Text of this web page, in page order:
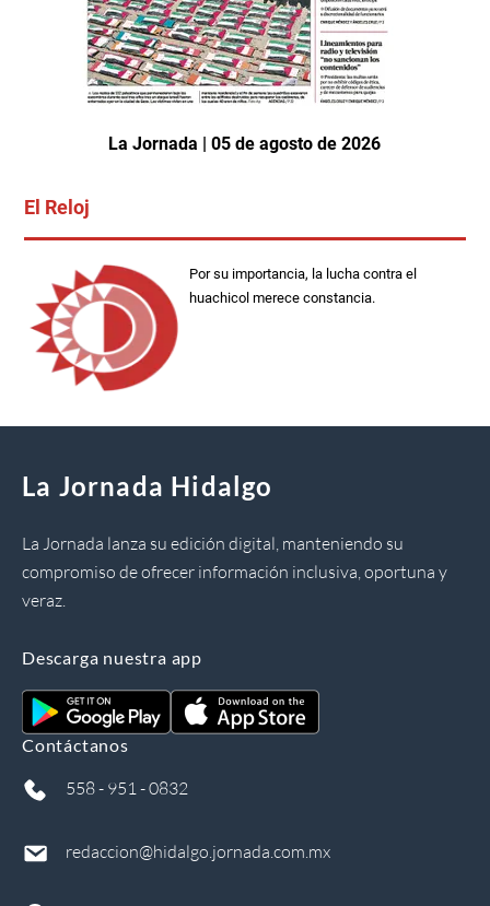
La Jornada | 05 de agosto de 2026
El Reloj
Por su importancia, la lucha contra el
huachicol merece constancia.
La Jornada Hidalgo
La Jornada lanza su edición digital, manteniendo su
compromiso de ofrecer información inclusiva, oportuna y
veraz.
Descarga nuestra app
Contáctanos
558 - 951 - 0832
redaccion@hidalgo.jornada.com.mx